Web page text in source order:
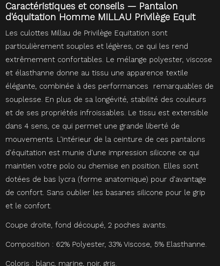
Caractéristiques et conseils — Pantalon
d'équitation Homme MILLAU Privilège Equit
Les culottes Millau de Privilège Equitation sont
particulièrement souples et légères, ce qui les rend
extrêmement confortables. Le mélange polyester, viscose
et élasthanne donne au tissu une apparence textile
élégante, combinée à des performances remarquables de
souplesse. En plus de sa longévité, stabilité des couleurs
et de ses propriétés infroissables. Le tissu est extensible
dans 4 sens, ce qui permet une grande liberté de
mouvements. L'intérieur de la ceinture de ces pantalons
d'équitation est munie d'une impression silicone ce qui
maintien votre polo ou chemise en position. Elles sont
dotées de bas lycra (forme anatomique) pour d'avantage
de confort. Sans oublier les basanes silicone pour le grip
et le confort.
Coupe droite, fond découpé, 2 poches avants.
Composition : 62% Polyester, 33% Viscose, 5% Elasthanne.
Coloris : blanc, marine, noir, gris.